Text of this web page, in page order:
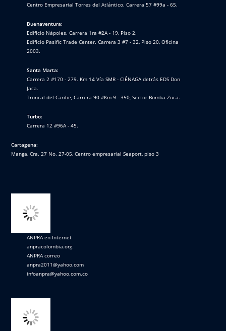
Centro Empresarial Torres del Atlántico. Carrera 57 #99a - 65.
Buenaventura:
Edificio Nápoles. Carrera 1ra #2A - 19, Piso 2.
Edificio Pasific Trade Center. Carrera 3 #7 - 32, Piso 20, Oficina
2003.
Santa Marta:
Carrera 2 #170 - 279. Km 14 Vía SMR - CIÉNAGA detrás EDS Don
Jaca.
Troncal del Caribe, Carrera 90 #Km 9 - 350, Sector Bomba Zuca.
Turbo:
Carrera 12 #96A - 45.
Cartagena:
Manga, Cra. 27 No. 27-05, Centro empresarial Seaport, piso 3
ANPRA en Internet
anpracolombia.org
ANPRA correo
anpra2011@yahoo.com
infoanpra@yahoo.com.co